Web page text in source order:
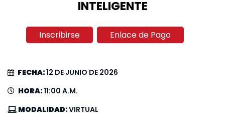
INTELIGENTE
Inscribirse Enlace de Pago
FECHA:12 DE JUNIO DE 2026
HORA:11:00 A.M.
MODALIDAD:VIRTUAL